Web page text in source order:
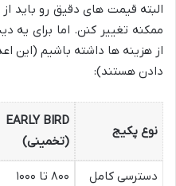
البته قیمت های دقیق رو باید
ممکنه تغییر کنن. اما برای یه
از هزینه ها داشته باشیم (این
دادن هستند):
نوع پکیج
EARLY BIRD
(تخمینی)
دسترسی کامل
۸۰۰ تا ۱۰۰۰